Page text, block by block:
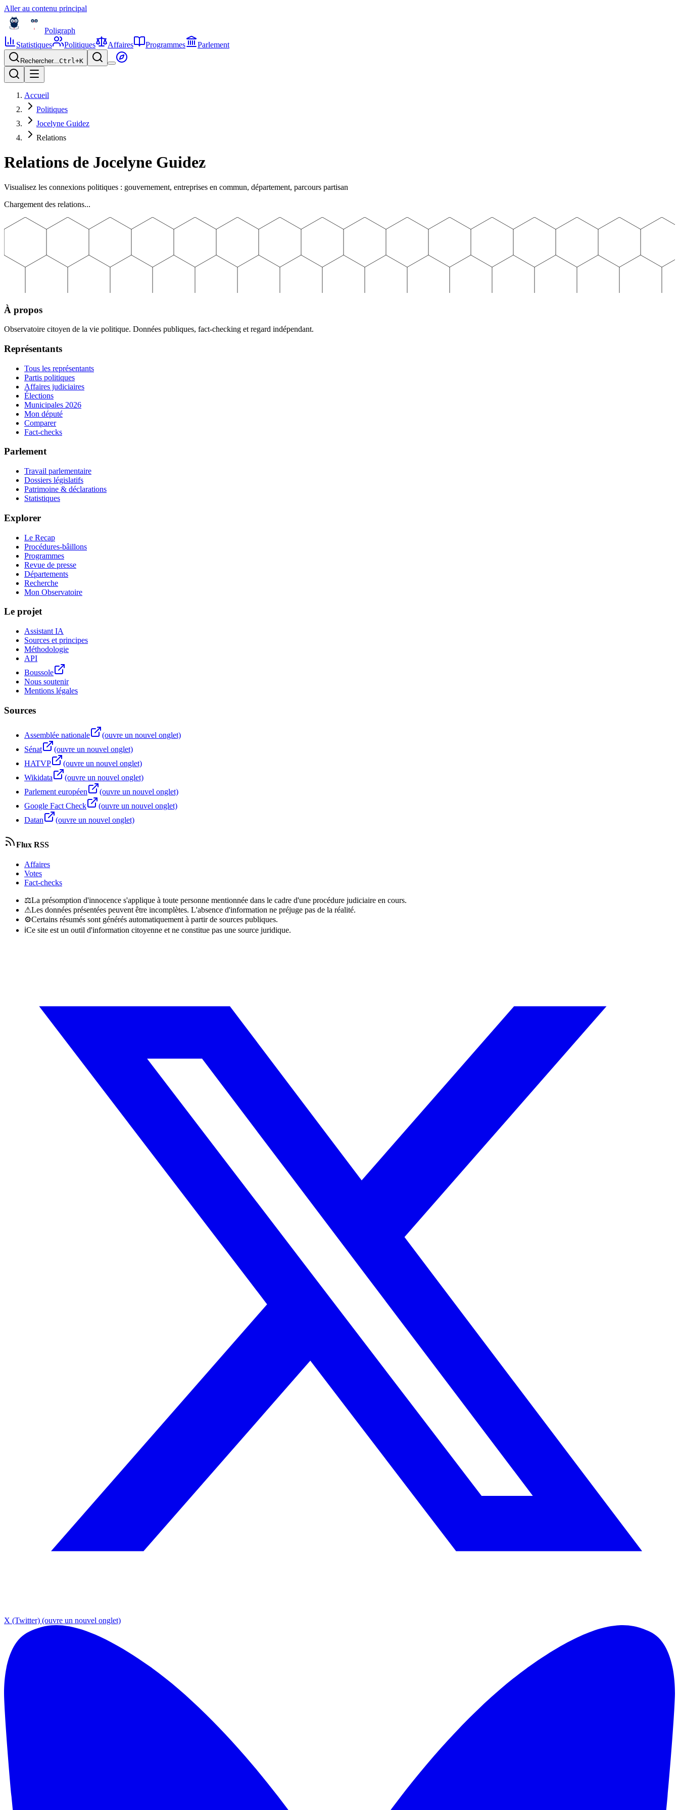
Aller au contenu principal
Poligraph
Statistiques
Politiques Affaires Programmes Parlement
Rechercher...Ctrl+K
Accueil
Politiques
Jocelyne Guidez
Relations
Relations de Jocelyne Guidez
Visualisez les connexions politiques : gouvernement, entreprises en commun, département, parcours partisan
Chargement des relations...
À propos
Observatoire citoyen de la vie politique. Données publiques, fact-checking et regard indépendant.
Représentants
Tous les représentants
Partis politiques
Affaires judiciaires
Élections
Municipales 2026
Mon député
Comparer
Fact-checks
Parlement
Travail parlementaire
Dossiers législatifs
Patrimoine & déclarations
Statistiques
Explorer
Le Recap
Procédures-bâillons
Programmes
Revue de presse
Départements
Recherche
Mon Observatoire
Le projet
Assistant IA
Sources et principes
Méthodologie
API
Boussole
Nous soutenir
Mentions légales
Sources
Assemblée nationale
(ouvre un nouvel onglet)
Sénat
(ouvre un nouvel onglet)
HATVP
(ouvre un nouvel onglet)
Wikidata
(ouvre un nouvel onglet)
Parlement européen
(ouvre un nouvel onglet)
Google Fact Check
(ouvre un nouvel onglet)
Datan
(ouvre un nouvel onglet)
Flux RSS
Affaires
Votes
Fact-checks
⚖La présomption d'innocence s'applique à toute personne mentionnée dans le cadre d'une procédure judiciaire en cours.
⚠Les données présentées peuvent être incomplètes. L'absence d'information ne préjuge pas de la réalité.
⚙Certains résumés sont générés automatiquement à partir de sources publiques.
ℹCe site est un outil d'information citoyenne et ne constitue pas une source juridique.
X (Twitter) (ouvre un nouvel onglet)